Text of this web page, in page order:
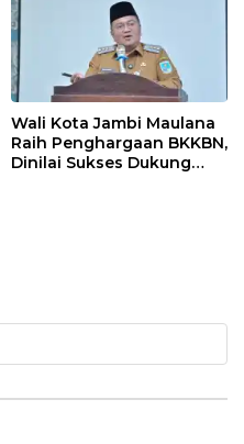
Wali Kota Jambi Maulana
Raih Penghargaan BKKBN,
Dinilai Sukses Dukung